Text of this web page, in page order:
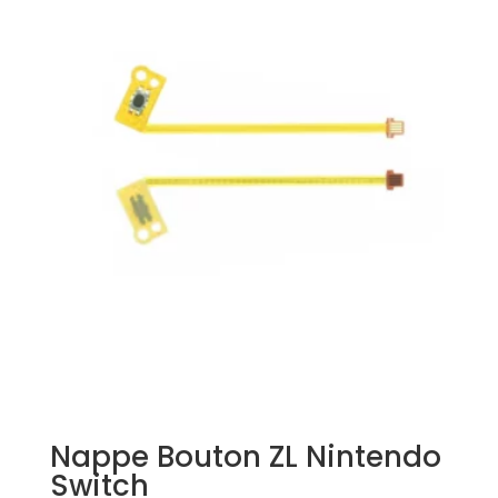
Nappe Bouton ZL Nintendo
Switch